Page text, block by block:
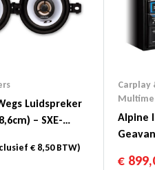
Luidspreker
– SXE-
€8,50BTW)
Carplay
Alpine
€